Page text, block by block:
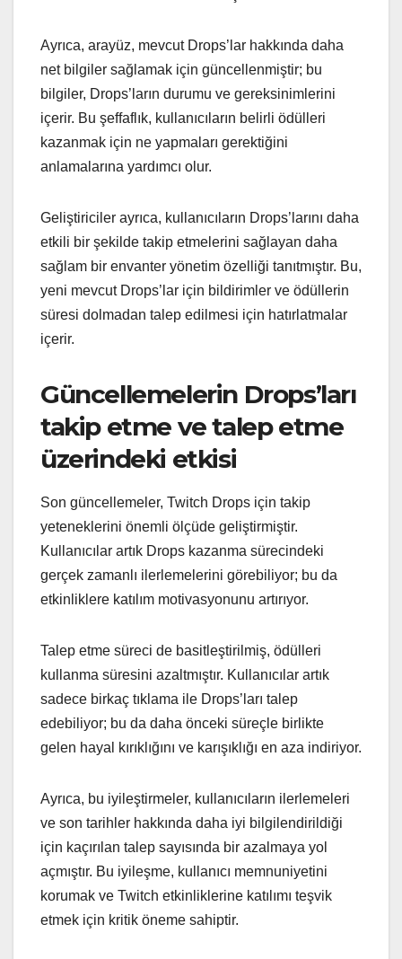
Ayrıca, arayüz, mevcut Drops’lar hakkında daha
net bilgiler sağlamak için güncellenmiştir; bu
bilgiler, Drops’ların durumu ve gereksinimlerini
içerir. Bu şeffaflık, kullanıcıların belirli ödülleri
kazanmak için ne yapmaları gerektiğini
anlamalarına yardımcı olur.
Geliştiriciler ayrıca, kullanıcıların Drops’larını daha
etkili bir şekilde takip etmelerini sağlayan daha
sağlam bir envanter yönetim özelliği tanıtmıştır. Bu,
yeni mevcut Drops’lar için bildirimler ve ödüllerin
süresi dolmadan talep edilmesi için hatırlatmalar
içerir.
Güncellemelerin Drops’ları
takip etme ve talep etme
üzerindeki etkisi
Son güncellemeler, Twitch Drops için takip
yeteneklerini önemli ölçüde geliştirmiştir.
Kullanıcılar artık Drops kazanma sürecindeki
gerçek zamanlı ilerlemelerini görebiliyor; bu da
etkinliklere katılım motivasyonunu artırıyor.
Talep etme süreci de basitleştirilmiş, ödülleri
kullanma süresini azaltmıştır. Kullanıcılar artık
sadece birkaç tıklama ile Drops’ları talep
edebiliyor; bu da daha önceki süreçle birlikte
gelen hayal kırıklığını ve karışıklığı en aza indiriyor.
Ayrıca, bu iyileştirmeler, kullanıcıların ilerlemeleri
ve son tarihler hakkında daha iyi bilgilendirildiği
için kaçırılan talep sayısında bir azalmaya yol
açmıştır. Bu iyileşme, kullanıcı memnuniyetini
korumak ve Twitch etkinliklerine katılımı teşvik
etmek için kritik öneme sahiptir.